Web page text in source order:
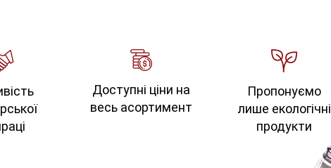
Доступні ціни на
весь асортимент
Пропонуємо
лише екологічні
продукти